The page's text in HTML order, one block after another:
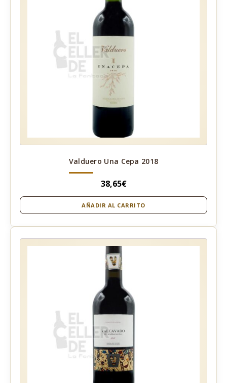
Valduero Una Cepa 2018
38,65€
AÑADIR AL CARRITO